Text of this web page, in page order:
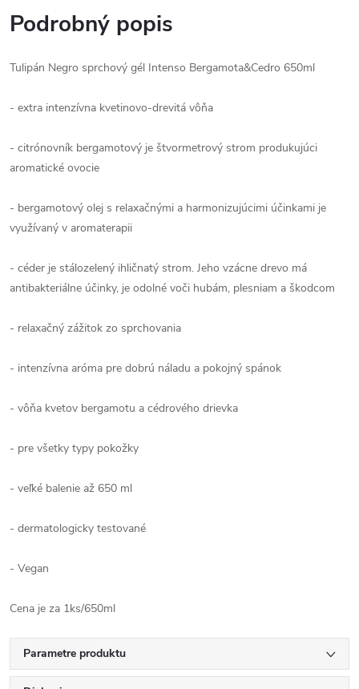
Podrobný popis
Tulipán Negro sprchový gél Intenso Bergamota&Cedro 650ml
- extra intenzívna kvetinovo-drevitá vôňa
- citrónovník bergamotový je štvormetrový strom produkujúci
aromatické ovocie
- bergamotový olej s relaxačnými a harmonizujúcimi účinkami je
využívaný v aromaterapii
- céder je stálozelený ihličnatý strom. Jeho vzácne drevo má
antibakteriálne účinky, je odolné voči hubám, plesniam a škodcom
- relaxačný zážitok zo sprchovania
- intenzívna aróma pre dobrú náladu a pokojný spánok
- vôňa kvetov bergamotu a cédrového drievka
- pre všetky typy pokožky
- veľké balenie až 650 ml
- dermatologicky testované
- Vegan
Cena je za 1ks/650ml
Parametre produktu